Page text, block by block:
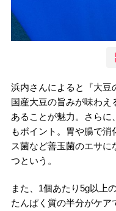
浜内さんによると『大豆
国産大豆の旨みが味わ
あることが魅力。さら
もポイント。胃や腸で
ス菌など善玉菌のエサ
つという。
また、1個あたり5g以上
たんぱく質の半分がケ